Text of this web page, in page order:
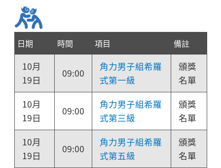
日期 時間 項目 備註
10月
19日
09:00
角力男子組希羅
式第一級
頒獎
名單
10月
19日
09:00
角力男子組希羅
式第三級
頒獎
名單
10月
19日
09:00
角力男子組希羅
式第五級
頒獎
名單